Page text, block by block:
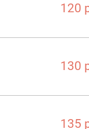
120
130
135